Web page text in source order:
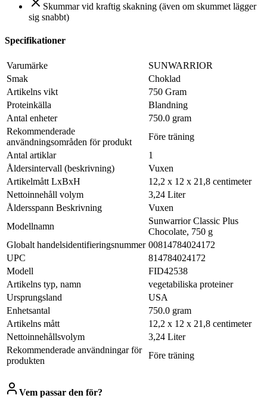
Skummar vid kraftig skakning (även om skummet lägger
sig snabbt)
Specifikationer
Varumärke
SUNWARRIOR
Smak
Choklad
Artikelns vikt
750 Gram
Proteinkälla
Blandning
Antal enheter
750.0 gram
Rekommenderade
användningsområden för produkt
Före träning
Antal artiklar
1
Åldersintervall (beskrivning)
Vuxen
Artikelmått LxBxH
12,2 x 12 x 21,8 centimeter
Nettoinnehåll volym
3,24 Liter
Åldersspann Beskrivning
Vuxen
Modellnamn
Sunwarrior Classic Plus
Chocolate, 750 g
Globalt handelsidentifieringsnummer 00814784024172
UPC
814784024172
Modell
FID42538
Artikelns typ, namn
vegetabiliska proteiner
Ursprungsland
USA
Enhetsantal
750.0 gram
Artikelns mått
12,2 x 12 x 21,8 centimeter
Nettoinnehållsvolym
3,24 Liter
Rekommenderade användningar för
produkten
Före träning
Vem passar den för?